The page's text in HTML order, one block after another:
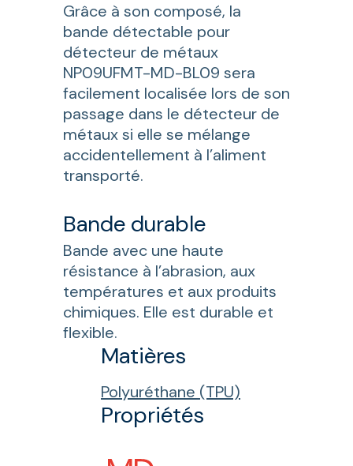
Grâce à son composé, la
bande détectable pour
détecteur de métaux
NP09UFMT-MD-BL09 sera
facilement localisée lors de son
passage dans le détecteur de
métaux si elle se mélange
accidentellement à l’aliment
transporté.
Bande durable
Bande avec une haute
résistance à l’abrasion, aux
températures et aux produits
chimiques. Elle est durable et
flexible.
Matières
Polyuréthane (TPU)
Propriétés